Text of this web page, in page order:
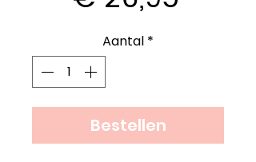
Aantal *
Bestellen